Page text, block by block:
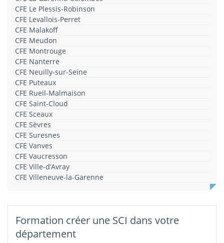
CFE Le Plessis-Robinson
CFE Levallois-Perret
CFE Malakoff
CFE Meudon
CFE Montrouge
CFE Nanterre
CFE Neuilly-sur-Seine
CFE Puteaux
CFE Rueil-Malmaison
CFE Saint-Cloud
CFE Sceaux
CFE Sèvres
CFE Suresnes
CFE Vanves
CFE Vaucresson
CFE Ville-d’Avray
CFE Villeneuve-la-Garenne
Formation créer une SCI dans votre
département